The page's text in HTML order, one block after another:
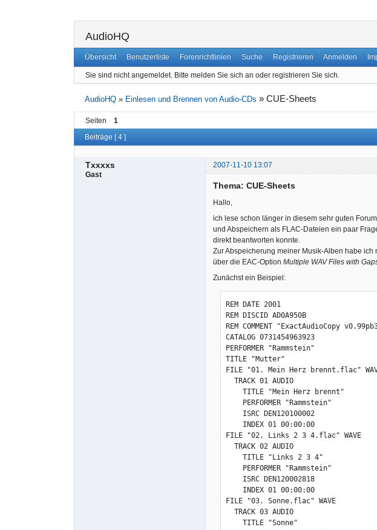
AudioHQ
Übersicht Benutzerliste Forenrichtlinien Suche Registrieren Anmelden
Sie sind nicht angemeldet. Bitte melden Sie sich an oder registrieren Sie sich.
AudioHQ » Einlesen und Brennen von Audio-CDs »CUE-Sheets
Seiten 1
Beiträge [ 4 ]
Txxxxs
2007-11-10 13:07
Gast
Thema: CUE-Sheets
Hallo,
ich lese schon länger in diesem sehr guten
und Abspeichern als FLAC-Dateien ein paar
direkt beantworten konnte.
Zur Abspeicherung meiner Musik-Alben habe ich
über die EAC-Option Multiple WAV Files with
Zunächst ein Beispiel:
REM DATE 2001
REM DISCID AD0A950B
REM COMMENT "ExactAudioCopy
CATALOG 0731454963923
PERFORMER "Rammstein"
TITLE "Mutter"
FILE "01. Mein Herz brennt.flac"
FILE "02. Links 2 3 4.flac" WAVE
FILE "03. Sonne.flac" WAVE